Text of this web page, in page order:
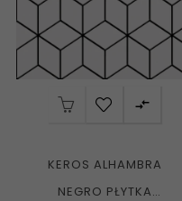

KEROS ALHAMBRA
NEGRO PŁYTKA